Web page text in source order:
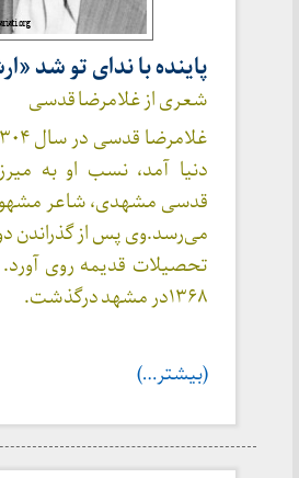
پاینده با ندای تو شد
شعری از غلامرضا قدسی
دنیا آمد، نسب او به
قدسی مشهدی، شاعر
می‌رسد.وی پس از گذراندن
تحصیلات قدیمه روی آورد.
۱۳۶۸در مشهد
درگذشت.
(بیشتر…)